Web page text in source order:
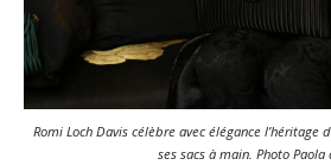
Romi Loch Davis célèbre avec élégance
ses sacs à main. Photo Paola